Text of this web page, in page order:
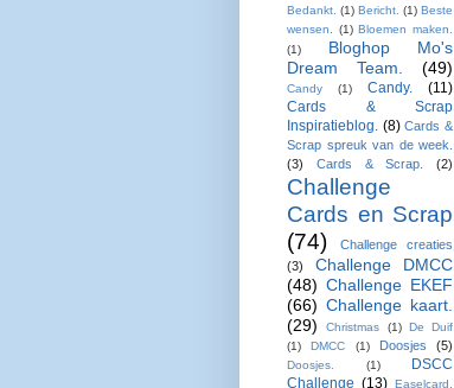
Bedankt. (1) Bericht. (1) Beste
wensen.
(1) Bloemen maken.
(1)
Bloghop Mo's
Dream Team.
(49)
Candy (1) Candy.
(11)
Cards & Scrap
Inspiratieblog. (8) Cards &
Scrap spreuk van de week.
(3)
Cards & Scrap. (2)
Challenge
Cards en Scrap
(74)
Challenge creaties
(3)
Challenge DMCC
(48) Challenge EKEF
(66) Challenge kaart.
(29)
Christmas (1) De Duif
(1)
DMCC (1) Doosjes (5)
Doosjes. (1)
DSCC
Challenge (13) Easelcard.